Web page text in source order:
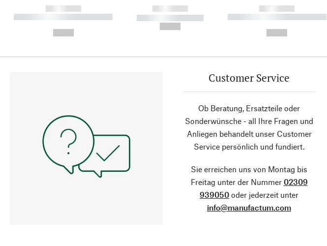
------------
----------- ----------- ----------
------------
----------- -----------
------------
----------- ----------- ----------
Customer Service
Ob Beratung, Ersatzteile oder
Sonderwünsche - all Ihre Fragen und
Anliegen behandelt unser Customer
Service persönlich und fundiert.
Sie erreichen uns von Montag bis
Freitag unter der Nummer 02309
939050 oder jederzeit unter
info@manufactum.com